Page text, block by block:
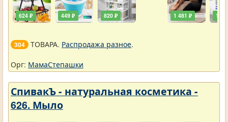
624 ₽ 449 ₽ 820 ₽ 1 481 ₽ 111
304 ТОВАРА. Распродажа разное.
Орг: МамаСтепашки
СпивакЪ - натуральная косметика -
626. Мыло